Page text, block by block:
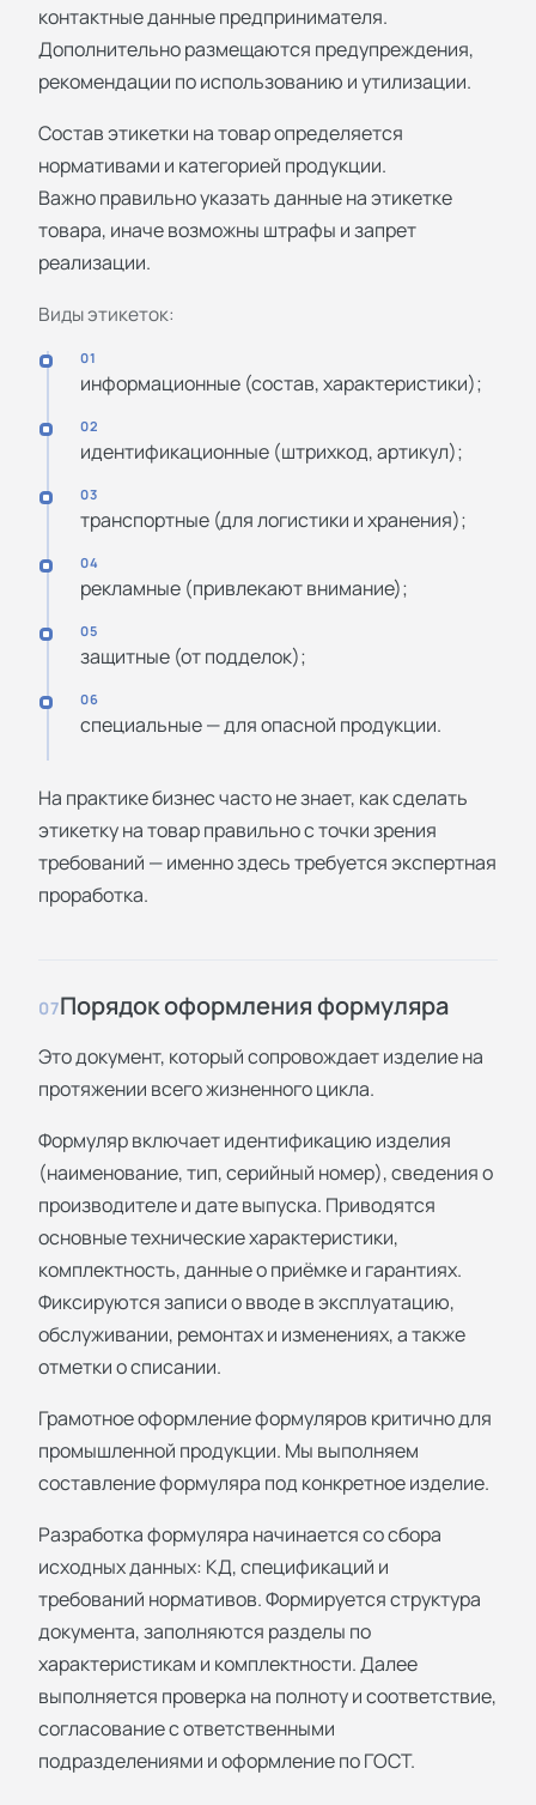
контактные данные предпринимателя.
Дополнительно размещаются предупреждения,
рекомендации по использованию и утилизации.
Состав этикетки на товар определяется
нормативами и категорией продукции.
Важно правильно указать данные на этикетке
товара, иначе возможны штрафы и запрет
реализации.
Виды этикеток:
01
информационные (состав, характеристики);
02
идентификационные (штрихкод, артикул);
03
транспортные (для логистики и хранения);
04
рекламные (привлекают внимание);
05
защитные (от подделок);
06
специальные — для опасной продукции.
На практике бизнес часто не знает, как сделать
этикетку на товар правильно с точки зрения
требований — именно здесь требуется экспертная
проработка.
07Порядок оформления формуляра
Это документ, который сопровождает изделие на
протяжении всего жизненного цикла.
Формуляр включает идентификацию изделия
(наименование, тип, серийный номер), сведения о
производителе и дате выпуска. Приводятся
основные технические характеристики,
комплектность, данные о приёмке и гарантиях.
Фиксируются записи о вводе в эксплуатацию,
обслуживании, ремонтах и изменениях, а также
отметки о списании.
Грамотное оформление формуляров критично для
промышленной продукции. Мы выполняем
составление формуляра под конкретное изделие.
Разработка формуляра начинается со сбора
исходных данных: КД, спецификаций и
требований нормативов. Формируется структура
документа, заполняются разделы по
характеристикам и комплектности. Далее
выполняется проверка на полноту и соответствие,
согласование с ответственными
подразделениями и оформление по ГОСТ.